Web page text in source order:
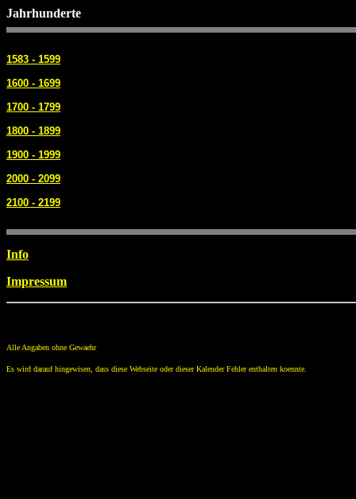
Jahrhunderte
1583 - 1599
1600 - 1699
1700 - 1799
1800 - 1899
1900 - 1999
2000 - 2099
2100 - 2199
Info
Impressum
Alle Angaben ohne Gewaehr
Es wird darauf hingewisen, dass diese Webseite oder dieser Kalender Fehler enthalten koennte.